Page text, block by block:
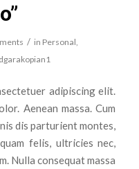
/ in Personal
adipiscing elit.
Aenean massa. Cum
dis parturient montes,
felis, ultricies nec,
Nulla consequat massa